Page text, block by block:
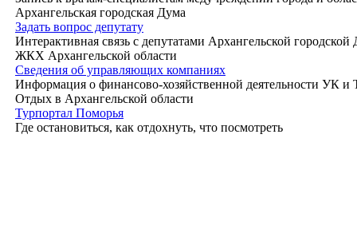
Архангельская городская Дума
Задать вопрос депутату
Интерактивная связь с депутатами Архангельской
ЖКХ Архангельской области
Сведения об управляющих компаниях
Информация о финансово-хозяйственной деятельности УК
Отдых в Архангельской области
Турпортал Поморья
Где остановиться, как отдохнуть, что посмотреть